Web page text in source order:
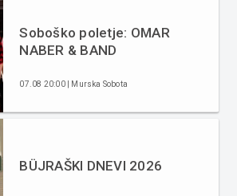
Soboško poletje: OMAR
NABER & BAND
07.08 20:00 | Murska Sobota
BÜJRAŠKI DNEVI 2026